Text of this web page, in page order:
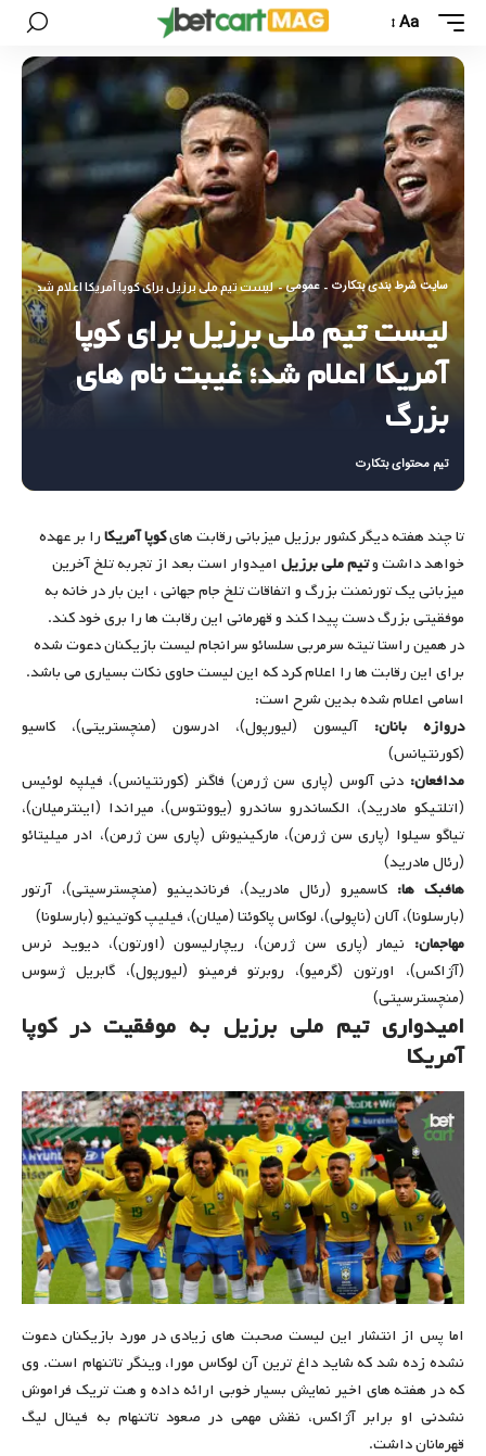
Aa
سایت شرط بندی بتکارت - عمومی - لیست تیم ملی برزیل برای کوپا آمریکا اعلام شد؛
لیست تیم ملی برزیل برای کوپا
آمریکا اعلام شد؛ غیبت نام های
بزرگ
تیم محتوای بتکارت
تا چند هفته دیگر کشور برزیل میزبانی رقابت هایکوپا آمریکارا بر عهده
خواهد داشت وتیم ملی برزیل امیدوار است بعد از تجربه تلخ آخرین
میزبانی یک تورنمنت بزرگ و اتفاقات تلخ جام جهانی ، این بار در خانه به
موفقیتی بزرگ دست پیدا کند و قهرمانی این رقابت ها را بری خود کند.
در همین راستا تیته سرمربی سلسائو سرانجام لیست بازیکنان دعوت شده
برای این رقابت ها را اعلام کرد که این لیست حاوی نکات بسیاری می باشد.
اسامی اعلام شده بدین شرح است:
دروازه بانان: آلیسون (لیورپول)، ادرسون (منچستریتی)، کاسیو
(کورنتیانس)
مدافعان: دنی آلوس (پاری سن ژرمن) فاگنر (کورنتیانس)، فیلپه لوئیس
(اتلتیکو مادرید)، الکساندرو ساندرو (یوونتوس)، میراندا (اینترمیلان)،
تیاگو سیلوا (پاری سن ژرمن)، مارکینیوش (پاری سن ژرمن)، ادر میلیتائو
(رئال مادرید)
هافبک ها: کاسمیرو (رئال مادرید)، فرناندینیو (منچسترسیتی)، آرتور
(بارسلونا)، آلان (ناپولی)، لوکاس پاکوئتا (میلان)، فیلیپ کوتینیو (بارسلونا)
مهاجمان: نیمار (پاری سن ژرمن)، ریچارلیسون (اورتون)، دیوید نرس
(آژاکس)، اورتون (گرمیو)، روبرتو فرمینو (لیورپول)، گابریل ژسوس
(منچسترسیتی)
امیدواری تیم ملی برزیل به موفقیت در کوپا
آمریکا
اما پس از انتشار این لیست صحبت های زیادی در مورد بازیکنان دعوت
نشده زده شد که شاید داغ ترین آن لوکاس مورا، وینگر تاتنهام است. وی
که در هفته های اخیر نمایش بسیار خوبی ارائه داده و هت تریک فراموش
نشدنی او برابر آژاکس، نقش مهمی در صعود تاتنهام به فینال لیگ
قهرمانان داشت.